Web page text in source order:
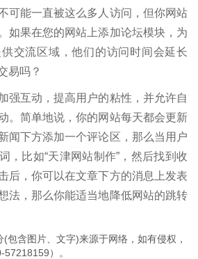
可能一直被这么多人访问，但你网站
如果在您的网站上添加论坛模块，为
交流区域，他们的访问时间会延长
易吗？
互动，提高用户的粘性，并允许自
。简单地说，你的网站每天都会更新
闻下方添加一个评论区，那么当用户
，比如“天津网站制作”，然后找到收
后，你可以在文章下方的消息上发表
法，那么你能适当地降低网站的跳转
(包含图片、文字)来源于网络，如有侵权，
）。